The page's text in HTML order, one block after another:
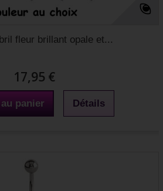
fleur brillant opale et...
17,95 €
panier Détails